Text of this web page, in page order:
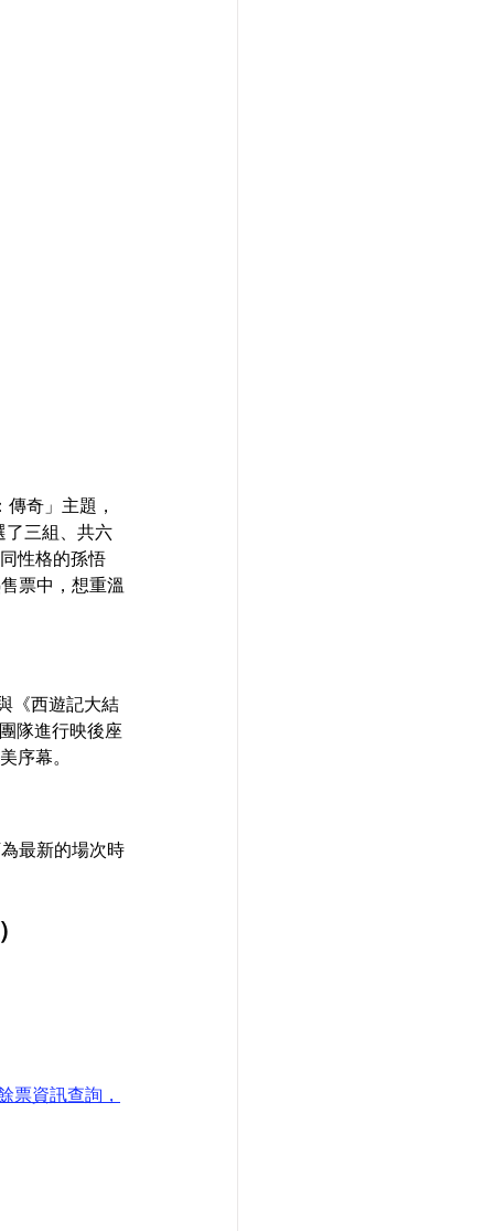
奇」主題，
了三組、共六
性格的孫悟
票中，想重溫
《西遊記大結
隊進行映後座
序幕。
最新的場次時
票資訊查詢，